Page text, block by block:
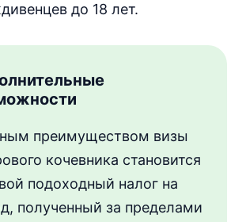
до 18 лет.
преимуществом визы
кочевника становится
подоходный налог на
полученный за пределами